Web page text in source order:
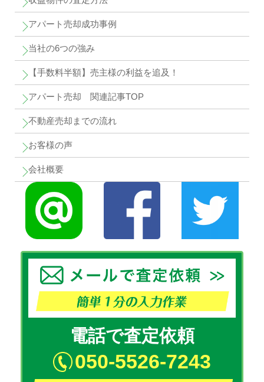
アパート売却成功事例
当社の6つの強み
【手数料半額】売主様の利益を追及！
アパート売却 関連記事TOP
不動産売却までの流れ
お客様の声
会社概要
電話で査定依頼
050-5526-7243